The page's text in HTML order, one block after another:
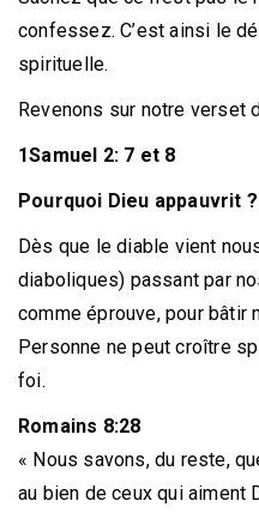
confessez. C’est ainsi le
spirituelle.
Revenons sur notre verset
1Samuel 2: 7 et 8
Pourquoi Dieu appauvrit ?
Dès que le diable vient
diaboliques) passant par
comme éprouve, pour bâtir
Personne ne peut croître
foi.
Romains 8:28
« Nous savons, du reste,
au bien de ceux qui aiment